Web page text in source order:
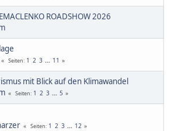
ROADSHOW 2026
Seiten 1 2 3 ... 11
mit Blick auf den Klimawandel
Seiten 1 2 3 ... 5
Seiten 1 2 3 ... 12